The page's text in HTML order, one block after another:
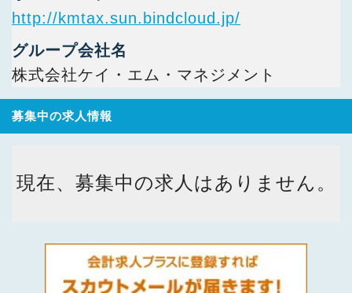
http://kmtax.sun.bindcloud.jp/
グループ会社名
株式会社ケイ・エム・マネジメント
募集中の求人情報
現在、募集中の求人はありません。